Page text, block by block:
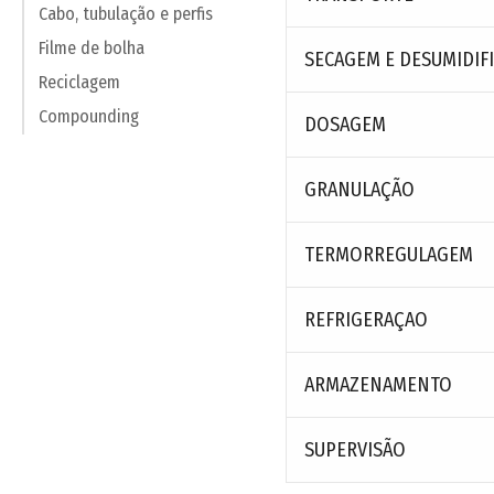
SECAGEM E
DOSAGEM
GRANULAÇÃO
TERMORREGULAGEM
REFRIGERAÇAO
ARMAZENAMENTO
SUPERVISÃO
Cabo, tubulação e perfis
Filme de bolha
Reciclagem
Compounding